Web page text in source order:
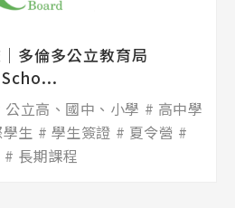
多倫多公立教育局
公立高、國中、小學
高中學
生 學生簽證
夏令營
長期課程